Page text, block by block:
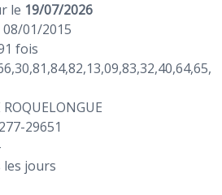
le 19/07/2026
01/2015
fois
,30,81,84,82,13,09,83,32,40,64,65,
29651
les jours